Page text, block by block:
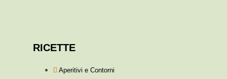
RICETTE
Aperitivi e Contorni